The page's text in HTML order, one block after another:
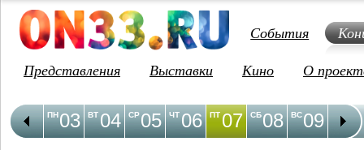
События
Представления
Выставки Кино О
03
ПН 04
ВТ 05
СР 06
ЧТ 07
ПТ 08
СБ 09
ВС 10
ПН